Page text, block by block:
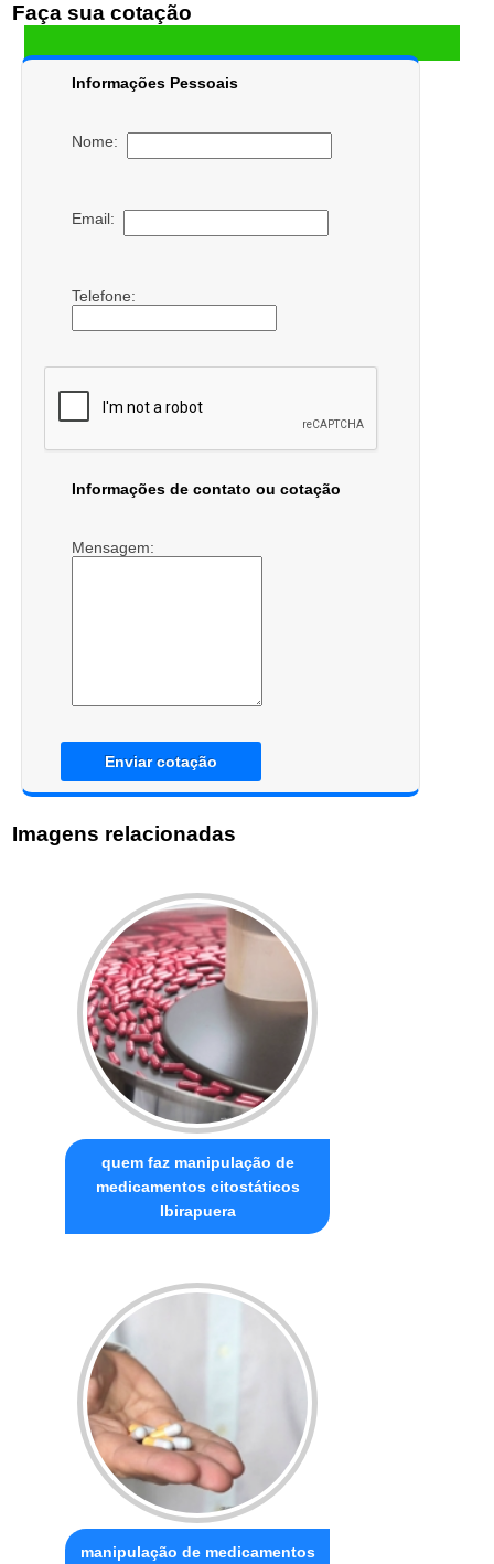
Faça sua cotação
Informações Pessoais
Nome:
Email:
Telefone:
Informações de contato ou cotação
Mensagem:
Enviar cotação
Imagens relacionadas
quem faz manipulação de
medicamentos citostáticos
Ibirapuera
manipulação de medicamentos